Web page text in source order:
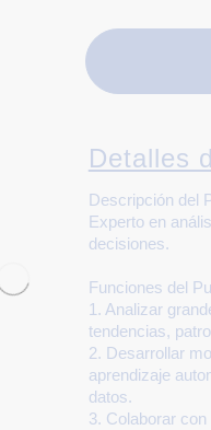
Detalles
Descripción del
Experto en
decisiones.
Funciones del
1. Analizar
tendencias,
2. Desarrollar
aprendizaje
datos.
3. Colaborar